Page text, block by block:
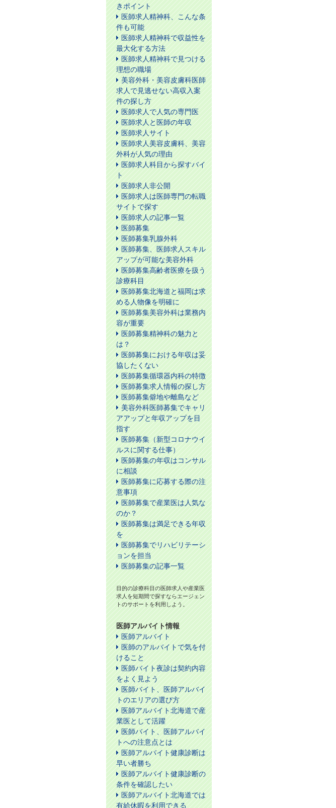
きポイント
医師求人精神科、こんな条
件も可能
医師求人精神科で収益性を
最大化する方法
医師求人精神科で見つける
理想の職場
美容外科・美容皮膚科医師
求人で見逃せない高収入案
件の探し方
医師求人で人気の専門医
医師求人と医師の年収
医師求人サイト
医師求人美容皮膚科、美容
外科が人気の理由
医師求人科目から探すバイ
ト
医師求人非公開
医師求人は医師専門の転職
サイトで探す
医師求人の記事一覧
医師募集
医師募集乳腺外科
医師募集、医師求人スキル
アップが可能な美容外科
医師募集高齢者医療を扱う
診療科目
医師募集北海道と福岡は求
める人物像を明確に
医師募集美容外科は業務内
容が重要
医師募集精神科の魅力と
は？
医師募集における年収は妥
協したくない
医師募集循環器内科の特徴
医師募集求人情報の探し方
医師募集僻地や離島など
美容外科医師募集でキャリ
アアップと年収アップを目
指す
医師募集（新型コロナウイ
ルスに関する仕事）
医師募集の年収はコンサル
に相談
医師募集に応募する際の注
意事項
医師募集で産業医は人気な
のか？
医師募集は満足できる年収
を
医師募集でリハビリテーシ
ョンを担当
医師募集の記事一覧
目的の診療科目の医師求人や産業医
求人を短期間で探すならエージェン
トのサポートを利用しよう。
医師アルバイト情報
医師アルバイト
医師のアルバイトで気を付
けること
医師バイト夜診は契約内容
をよく見よう
医師バイト、医師アルバイ
トのエリアの選び方
医師アルバイト北海道で産
業医として活躍
医師バイト、医師アルバイ
トへの注意点とは
医師アルバイト健康診断は
早い者勝ち
医師アルバイト健康診断の
条件を確認したい
医師アルバイト北海道では
有給休暇を利用できる